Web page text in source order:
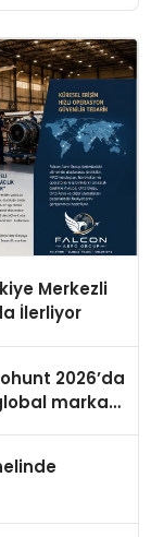
Merkezli
İlerliyor
2026’da
marka